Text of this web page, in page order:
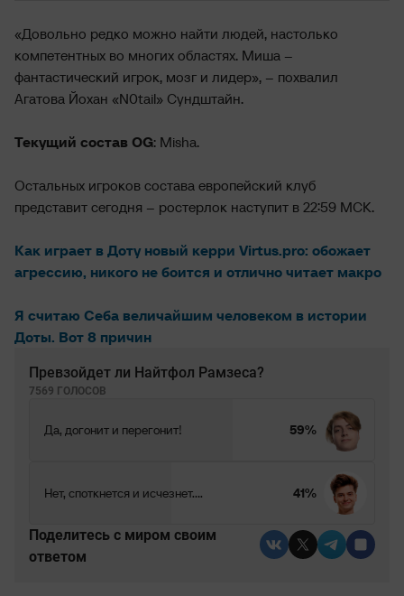
«Довольно редко можно найти людей, настолько
компетентных во многих областях. Миша –
фантастический игрок, мозг и лидер», – похвалил
Агатова Йохан «N0tail» Сундштайн.
Текущий состав OG: Misha.
Остальных игроков состава европейский клуб
представит сегодня – ростерлок наступит в 22:59 МСК.
Как играет в Доту новый керри Virtus.pro: обожает
агрессию, никого не боится и отлично читает макро
Я считаю Себа величайшим человеком в истории
Доты. Вот 8 причин
Превзойдет ли Найтфол Рамзеса?
7569 ГОЛОСОВ
Да, догонит и перегонит! 59%
Нет, споткнется и исчезнет.... 41%
Поделитесь c миром своим
ответом